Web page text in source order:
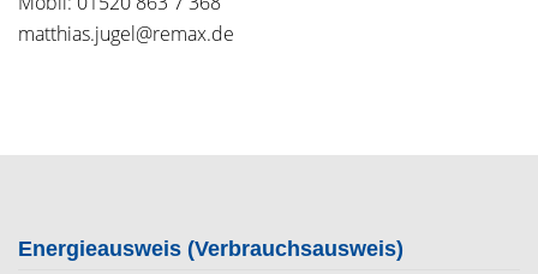
matthias.jugel@remax.de
Energieausweis (Verbrauchsausweis)